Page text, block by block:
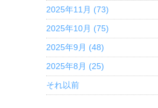
2025年11月 (73)
2025年10月 (75)
2025年9月 (48)
2025年8月 (25)
それ以前